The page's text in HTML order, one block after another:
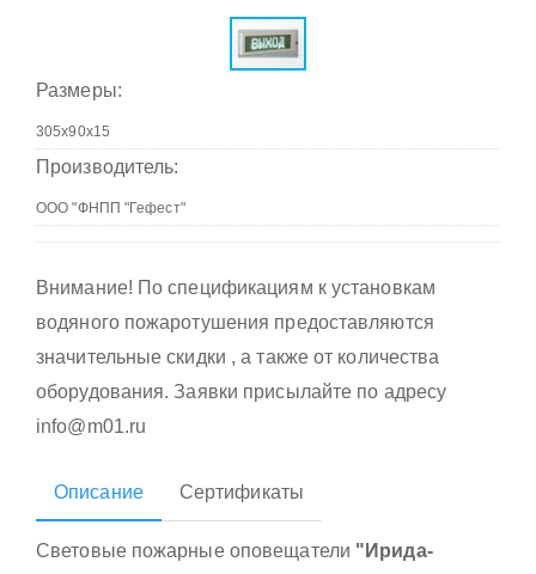
Размеры:
Производитель:
Внимание! По спецификациям к установкам
водяного пожаротушения предоставляются
значительные скидки , а также от количества
оборудования. Заявки присылайте по адресу
info@m01.ru
Описание Сертификаты
Световые пожарные оповещатели "Ирида-